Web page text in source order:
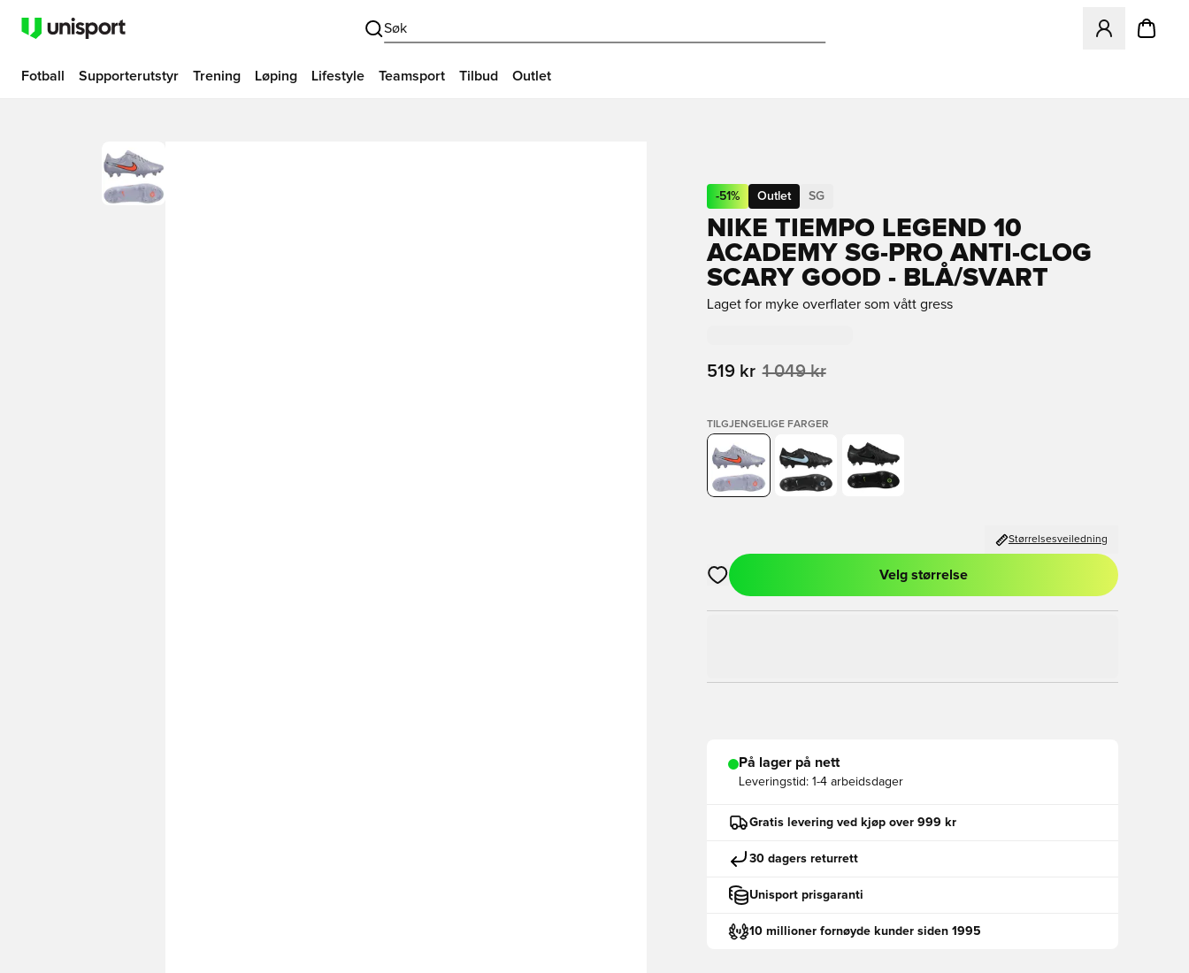
Søk
Åpner en
Fotball Supporterutstyr Trening Løping Lifestyle Teamsport Tilbud Outlet
-51% Outlet SG
NIKE TIEMPO LEGEND 10
ACADEMY SG-PRO ANTI-CLOG
SCARY GOOD - BLÅ/SVART
Laget for myke overflater som vått gress
519 kr 1 049 kr
TILGJENGELIGE FARGER
Størrelsesveiledning
Åpner en Modal for å logge inn eller registrere deg som medlem
Velg størrelse
På lager på nett
Leveringstid: 1-4 arbeidsdager
Gratis levering ved kjøp over 999 kr
30 dagers returrett
Unisport prisgaranti
10 millioner fornøyde kunder siden 1995